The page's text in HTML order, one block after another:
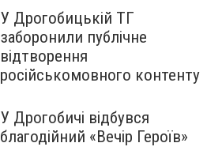
У Дрогобицькій ТГ
заборонили публічне
відтворення
російськомовного контенту
У Дрогобичі відбувся
благодійний «Вечір Героїв»